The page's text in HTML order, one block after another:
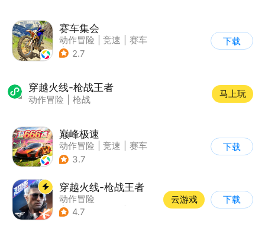
赛车集会
动作冒险 竞速
赛车
| 写实
2.7
下载
穿越火线-枪战王者
动作冒险 枪战
马上玩
巅峰极速
动作冒险 竞速
赛车
| 漂移
3.7
下载
穿越火线-枪战王者
动作冒险
| 第一人称射击
4.7
云游戏 下载